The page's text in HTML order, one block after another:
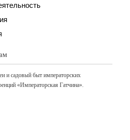
и садовый быт императорских
«Императорская Гатчина».